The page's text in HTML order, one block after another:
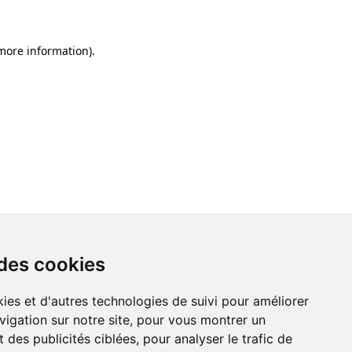
cookies
et d'autres technologies de suivi pour améliorer
sur notre site, pour vous montrer un
des publicités ciblées, pour analyser le trafic de
information).